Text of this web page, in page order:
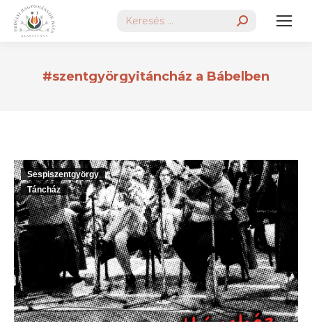
Search:
#szentgyörgyitáncház a Bábelben
Sespiszentgyörgy
Táncház